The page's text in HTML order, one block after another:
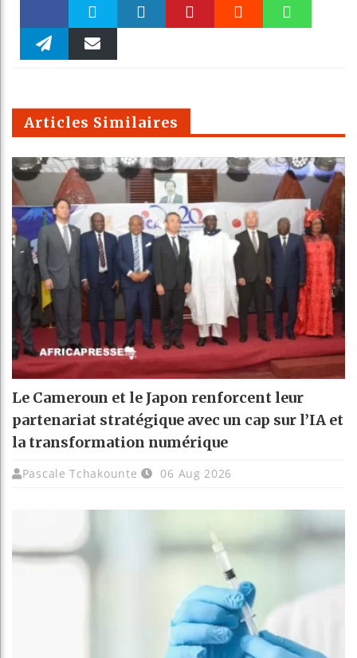
Faceboo Twitter
m
Articles Similaires
Le Cameroun et le Japon renforcent leur
partenariat stratégique avec un cap sur l’IA et
la transformation numérique
Pascale Tchakounte 06 Aug 2026